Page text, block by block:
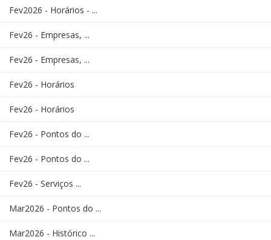
Fev2026 - Horários - ...
Fev26 - Empresas, ...
Fev26 - Empresas, ...
Fev26 - Horários
Fev26 - Horários
Fev26 - Pontos do ...
Fev26 - Pontos do ...
Fev26 - Serviços ...
Mar2026 - Pontos do ...
Mar2026 - Histórico ...